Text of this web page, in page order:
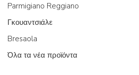
Parmigiano Reggiano
Γκουαντσιάλε
Bresaola
Όλα τα νέα προϊόντα